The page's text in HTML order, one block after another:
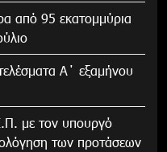
από 95 εκατομμύρια
Α΄ εξαμήνου
με τον υπουργό
των προτάσεων